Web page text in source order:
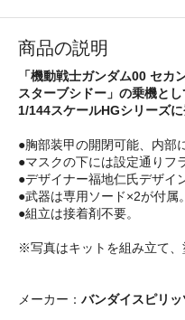
商品の説明
「機動戦士ガンダム00 セカ
スターブシドー」の乗機と
1/144スケールHGシリーズに
●胸部装甲の開閉可能、内部
●マスクの下には設定通りフ
●デザイナー福地仁氏デザイ
●武器は専用ソード×2が付属。
●組立は接着剤不要。
※写真はキットを組み立て、
メーカー： バンダイスピリ